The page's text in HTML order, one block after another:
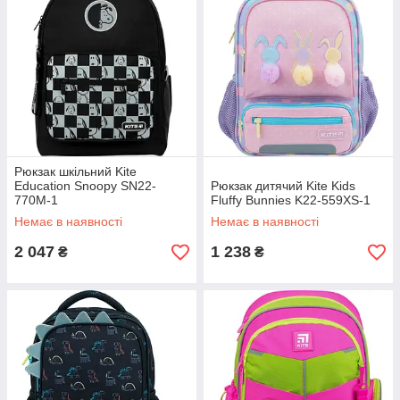
Рюкзак шкільний Kite
Education Snoopy SN22-
770M-1
Немає в наявності
2 047 ₴
Рюкзак дитячий Kite Kids
Fluffy Bunnies K22-559XS-1
Немає в наявності
1 238 ₴